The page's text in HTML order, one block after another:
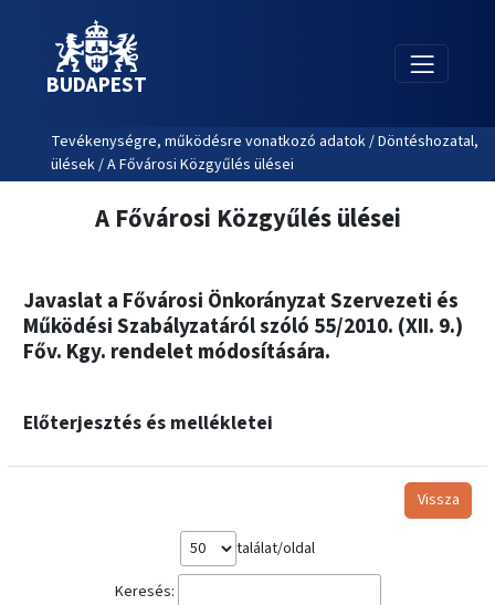
BUDAPEST
Tevékenységre, működésre vonatkozó adatok / Döntéshozatal,
ülések / A Fővárosi Közgyűlés ülései
A Fővárosi Közgyűlés ülései
Javaslat a Fővárosi Önkorányzat Szervezeti és
Működési Szabályzatáról szóló 55/2010. (XII. 9.)
Főv. Kgy. rendelet módosítására.
Előterjesztés és mellékletei
Vissza
találat/oldal
Keresés: